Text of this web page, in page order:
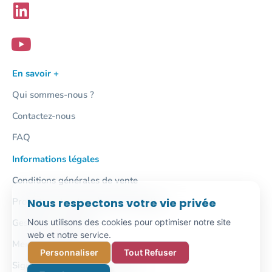
vente avec l’acquéreur
– Conclure la transaction : la signature du compromis
authentique
En savoir +
Qui sommes-nous ?
Contactez-nous
FAQ
Informations légales
Conditions générales de vente
Protection des données personnelles
Gestion des cookies
Mentions légales
Signalement / Lanceur d'alerte
Nous respectons votre vie privée
Nous utilisons des cookies pour optimiser notre site
web et notre service.
Personnaliser
Tout Refuser